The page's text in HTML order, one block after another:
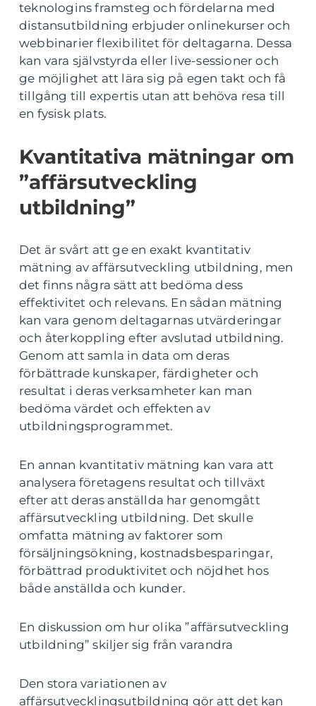
teknologins framsteg och fördelarna med
distansutbildning erbjuder onlinekurser och
webbinarier flexibilitet för deltagarna. Dessa
kan vara självstyrda eller live-sessioner och
ge möjlighet att lära sig på egen takt och få
tillgång till expertis utan att behöva resa till
en fysisk plats.
Kvantitativa mätningar om
”affärsutveckling
utbildning”
Det är svårt att ge en exakt kvantitativ
mätning av affärsutveckling utbildning, men
det finns några sätt att bedöma dess
effektivitet och relevans. En sådan mätning
kan vara genom deltagarnas utvärderingar
och återkoppling efter avslutad utbildning.
Genom att samla in data om deras
förbättrade kunskaper, färdigheter och
resultat i deras verksamheter kan man
bedöma värdet och effekten av
utbildningsprogrammet.
En annan kvantitativ mätning kan vara att
analysera företagens resultat och tillväxt
efter att deras anställda har genomgått
affärsutveckling utbildning. Det skulle
omfatta mätning av faktorer som
försäljningsökning, kostnadsbesparingar,
förbättrad produktivitet och nöjdhet hos
både anställda och kunder.
En diskussion om hur olika ”affärsutveckling
utbildning” skiljer sig från varandra
Den stora variationen av
affärsutvecklingsutbildning gör att det kan